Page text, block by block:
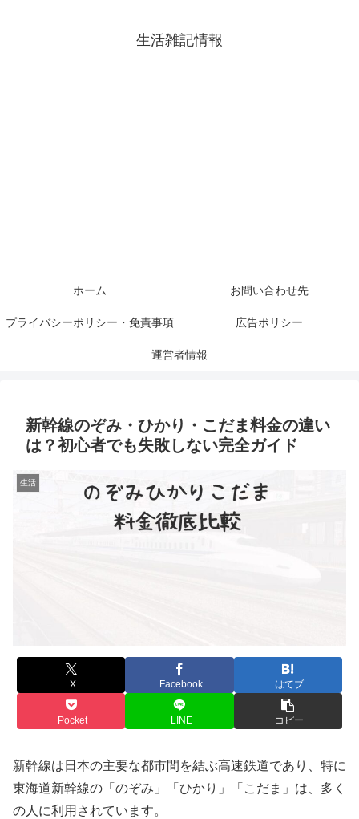
生活雑記情報
ホーム お問い合わせ先
プライバシーポリシー・免責事項 広告ポリシー
運営者情報
新幹線のぞみ・ひかり・こだま料金の違い
は？初心者でも失敗しない完全ガイド
生活
X Facebook はてブ
Pocket LINE コピー
新幹線は日本の主要な都市間を結ぶ高速鉄道であり、特に
東海道新幹線の「のぞみ」「ひかり」「こだま」は、多く
の人に利用されています。